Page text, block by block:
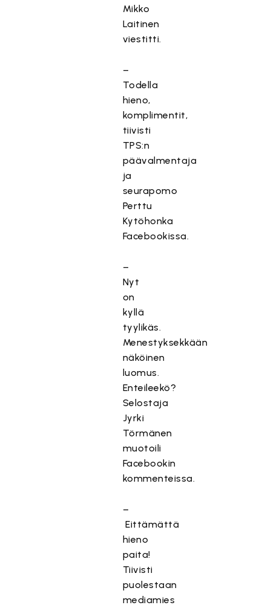
Mikko
Laitinen
viestitti.
–
Todella
hieno,
komplimentit,
tiivisti
TPS:n
päävalmentaja
ja
seurapomo
Perttu
Kytöhonka
Facebookissa.
–
Nyt
on
kyllä
tyylikäs.
Menestyksekkään
näköinen
luomus.
Enteileekö?
Selostaja
Jyrki
Törmänen
muotoili
Facebookin
kommenteissa.
–
Eittämättä
hieno
paita!
Tiivisti
puolestaan
mediamies